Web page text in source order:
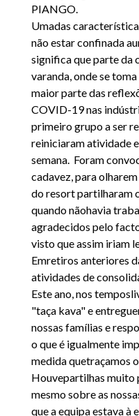
PIANGO.
Umadas
não estar confinada
significa que parte da
varanda, onde se
maior parte das
COVID-19 nas
primeiro grupo a ser
reiniciaram atividade
semana. Foram
cadavez, para
do resort partilharam
quando nãohavia
agradecidos pelo
visto que assim iriam
Emretiros anteriores
atividades de
Este ano, nos
"taça kava" e
nossas famílias e
o que é igualmente
medida quetraçamos
Houvepartilhas muito
mesmo sobre as
que a equipa estava à